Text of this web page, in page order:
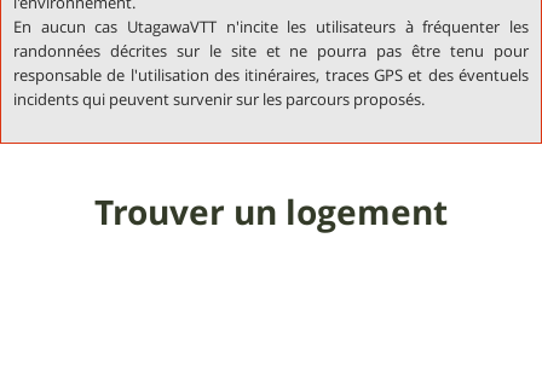
En aucun cas UtagawaVTT n'incite les utilisateurs à fréquenter les
randonnées décrites sur le site et ne pourra pas être tenu pour
responsable de l'utilisation des itinéraires, traces GPS et des éventuels
incidents qui peuvent survenir sur les parcours proposés.
Trouver un logement